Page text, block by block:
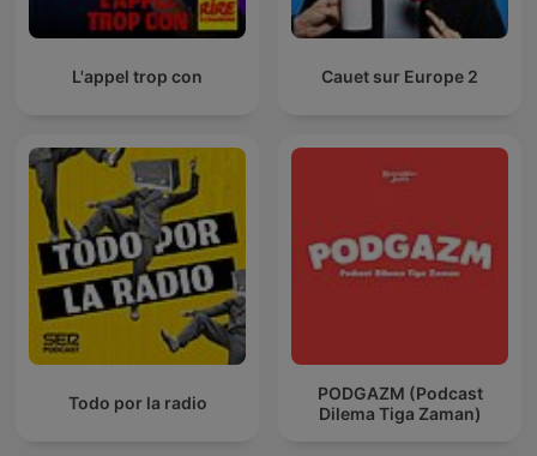
L'appel trop con Cauet sur Europe 2
Todo por la radio
PODGAZM (Podcast
Dilema Tiga Zaman)